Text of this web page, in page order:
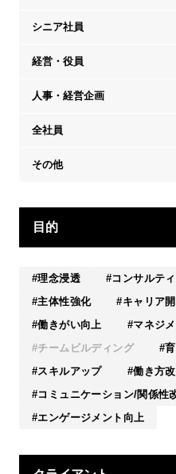
シニア社員
経営・役員
人事・経営企画
全社員
その他
目的
理念浸透 コンサルテ
主体性強化
キャリア
働きがい向上
マネジ
チームビルディング
スキルアップ
働き方
コミュニケーション/関係性
エンゲージメント向上